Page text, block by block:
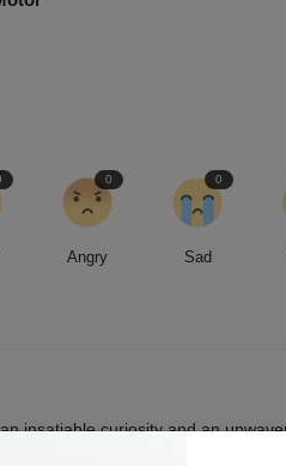
Angry
0
Sad
0
insatiable curiosity and an
of stories, I strive to deliver